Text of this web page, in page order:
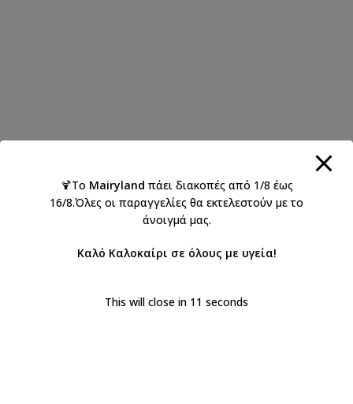
🍹Το Mairyland πάει διακοπές από 1/8 έως
16/8.Όλες οι παραγγελίες θα εκτελεστούν με το
άνοιγμά μας.
Καλό Καλοκαίρι σε όλους με υγεία!
This will close in 11 seconds